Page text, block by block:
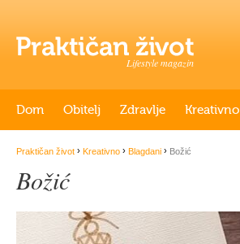
Lifestyle magazin
Dom Obitelj Zdravlje Kreativno
Praktičan život › Kreativno › Blagdani › Božić
Božić